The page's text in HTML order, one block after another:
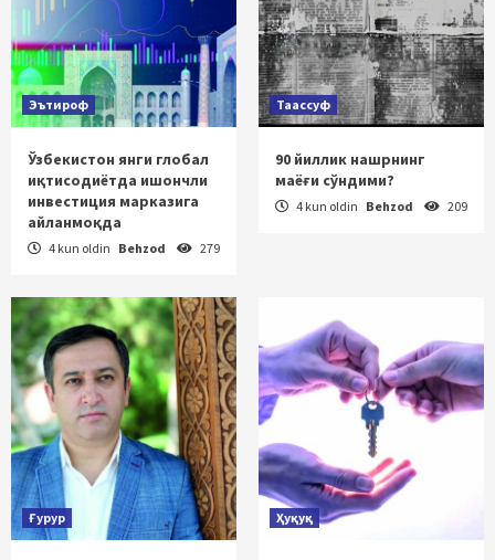
Эътироф
Ўзбекистон янги глобал
иқтисодиётда ишончли
инвестиция марказига
айланмоқда
4 kun oldin Behzod 279
Таассуф
90 йиллик нашрнинг
маёғи сўндими?
4 kun oldin Behzod 209
Ғурур Ҳуқуқ